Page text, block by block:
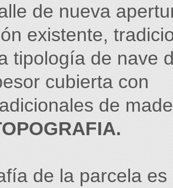
de nueva
existente,
tipología de nave
cubierta con
de
de la parcela